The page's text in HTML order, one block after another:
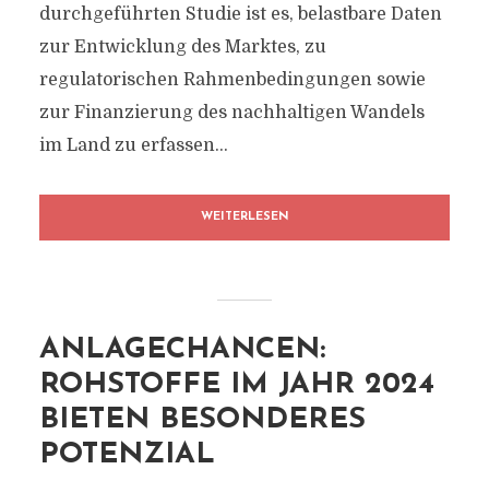
durchgeführten Studie ist es, belastbare Daten
zur Entwicklung des Marktes, zu
regulatorischen Rahmenbedingungen sowie
zur Finanzierung des nachhaltigen Wandels
im Land zu erfassen...
WEITERLESEN
ANLAGECHANCEN:
ROHSTOFFE IM JAHR 2024
BIETEN BESONDERES
POTENZIAL